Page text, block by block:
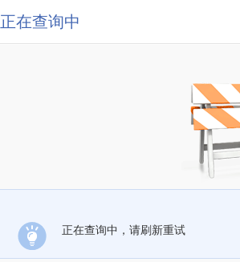
正在查询中
正在查询中，请刷新重试